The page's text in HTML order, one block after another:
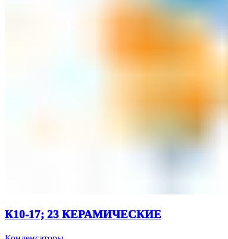
К10-17; 23 КЕРАМИЧЕСКИЕ